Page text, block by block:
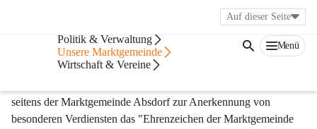
Politik & Verwaltung
Unsere Marktgemeinde
Wirtschaft & Vereine
Menü
Auf dieser Seite
Ehrenzeichenträger
seitens der Marktgemeinde Absdorf zur Anerkennung von
besonderen Verdiensten das "Ehrenzeichen der Marktgemeinde